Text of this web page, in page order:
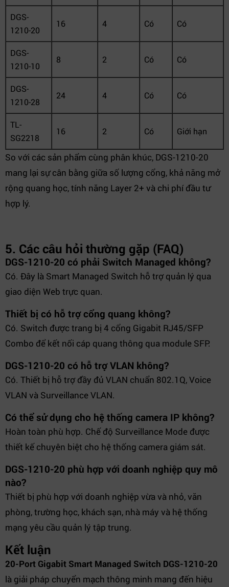
DGS-
1210-20
16 4 Có Có
DGS-
1210-10
8 2 Có Có
DGS-
1210-28
24 4 Có Có
TL-
SG2218
16 2 Có Giới hạn
So với các sản phẩm cùng phân khúc, DGS-1210-20
mang lại sự cân bằng giữa số lượng cổng, khả năng mở
rộng quang học, tính năng Layer 2+ và chi phí đầu tư
hợp lý.
5. Các câu hỏi thường gặp (FAQ)
DGS-1210-20 có phải Switch Managed không?
Có. Đây là Smart Managed Switch hỗ trợ quản lý qua
giao diện Web trực quan.
Thiết bị có hỗ trợ cổng quang không?
Có. Switch được trang bị 4 cổng Gigabit RJ45/SFP
Combo để kết nối cáp quang thông qua module SFP.
DGS-1210-20 có hỗ trợ VLAN không?
Có. Thiết bị hỗ trợ đầy đủ VLAN chuẩn 802.1Q, Voice
VLAN và Surveillance VLAN.
Có thể sử dụng cho hệ thống camera IP không?
Hoàn toàn phù hợp. Chế độ Surveillance Mode được
thiết kế chuyên biệt cho hệ thống camera giám sát.
DGS-1210-20 phù hợp với doanh nghiệp quy mô
nào?
Thiết bị phù hợp với doanh nghiệp vừa và nhỏ, văn
phòng, trường học, khách sạn, nhà máy và hệ thống
mạng yêu cầu quản lý tập trung.
Kết luận
20-Port Gigabit Smart Managed Switch DGS-1210-20
là giải pháp chuyển mạch thông minh mang đến hiệu